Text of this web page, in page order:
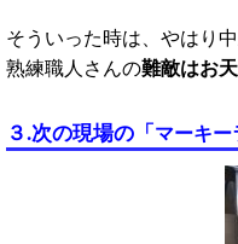
そういった時は、やはり
熟練職人さんの難敵はお
３.次の現場の「マーキ